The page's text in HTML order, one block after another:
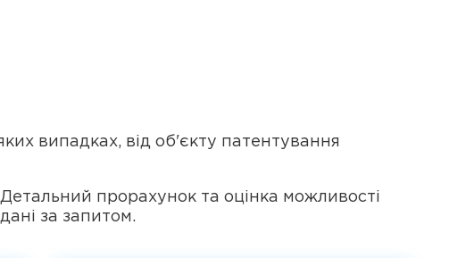
випадках, від об'єкту патентування
прорахунок та оцінка можливості
за запитом.